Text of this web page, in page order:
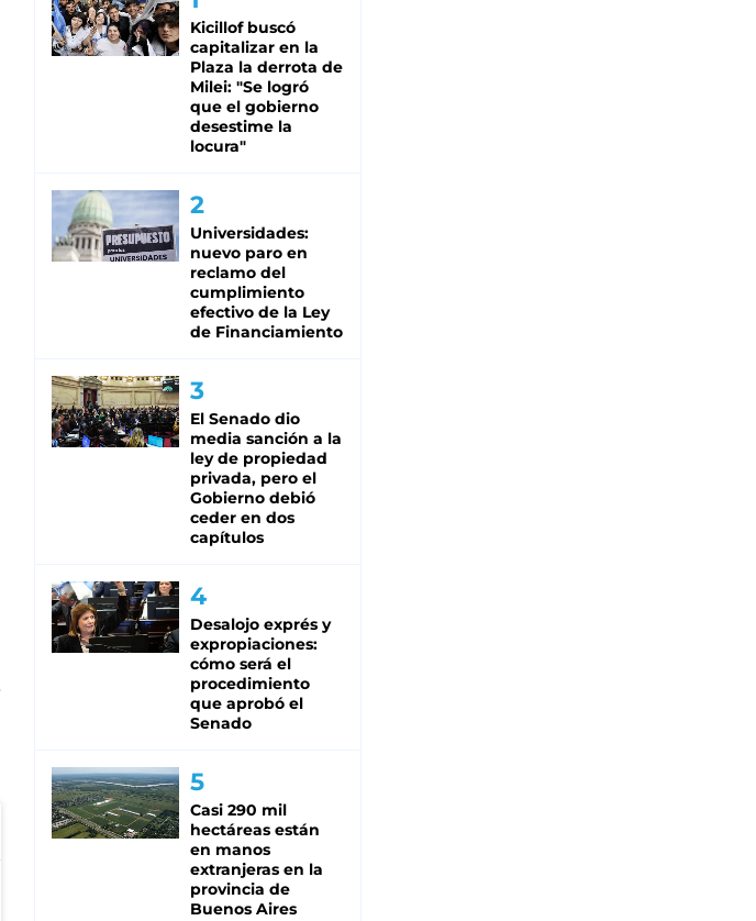
Kicillof buscó
capitalizar en la
Plaza la derrota de
Milei: "Se logró
que el gobierno
desestime la
locura"
Universidades:
nuevo paro en
reclamo del
cumplimiento
efectivo de la Ley
de Financiamiento
El Senado dio
media sanción a la
ley de propiedad
privada, pero el
Gobierno debió
ceder en dos
capítulos
Desalojo exprés y
expropiaciones:
cómo será el
procedimiento
que aprobó el
Senado
Casi 290 mil
hectáreas están
en manos
extranjeras en la
provincia de
Buenos Aires